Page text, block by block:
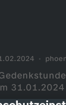
31.01.2024